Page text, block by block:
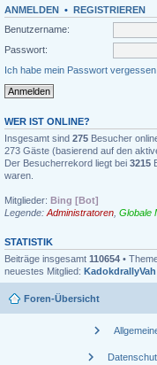
ANMELDEN • REGISTRIEREN
Benutzername:
Passwort:
Ich habe mein Passwort vergessen
WER IST ONLINE?
Insgesamt sind 275 Besucher
273 Gäste (basierend auf den
Der Besucherrekord liegt bei 3215
waren.
Mitglieder: Bing [Bot]
Legende: Administratoren Globale
STATISTIK
Beiträge insgesamt 110654 •
neuestes Mitglied: KadokdrallyVah
Foren-Übersicht
chevron_right
chevron_right